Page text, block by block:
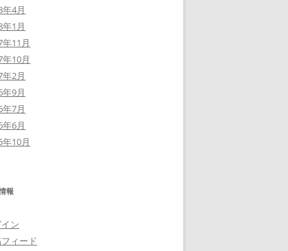
4月
1月
11月
10月
2月
9月
7月
6月
10月
報
ン
ィード